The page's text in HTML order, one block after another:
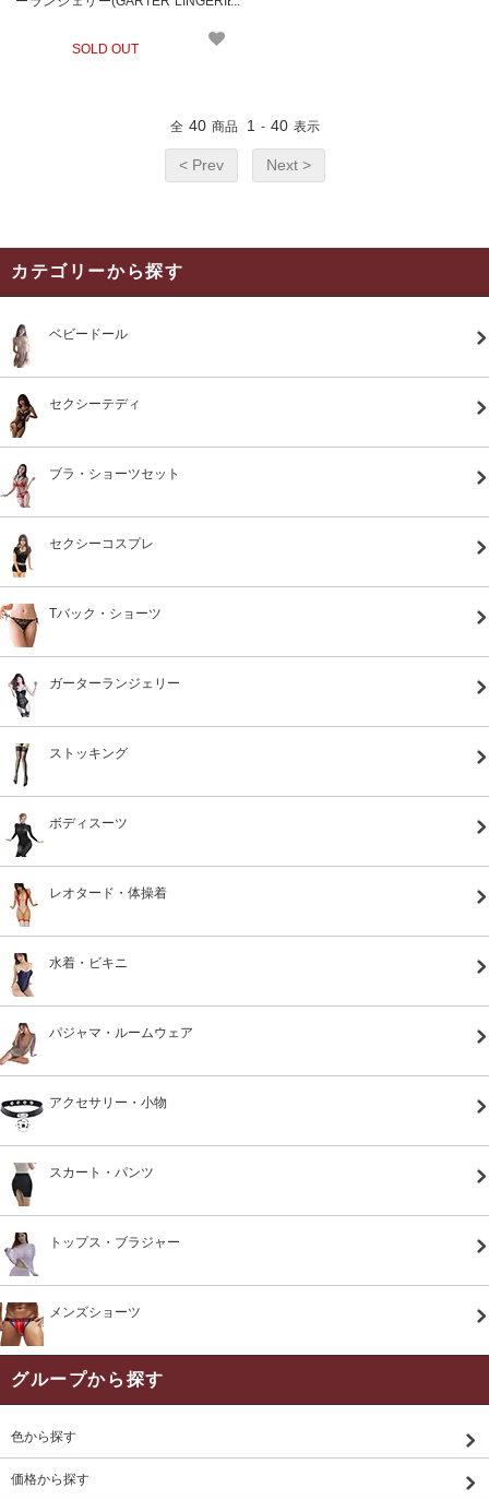
SOLD OUT
全 40 商品 1 - 40 表示
< Prev Next >
カテゴリーから探す
ベビードール
セクシーテディ
ブラ・ショーツセット
セクシーコスプレ
Tバック・ショーツ
ガーターランジェリー
ストッキング
ボディスーツ
レオタード・体操着
水着・ビキニ
パジャマ・ルームウェア
アクセサリー・小物
スカート・パンツ
トップス・ブラジャー
メンズショーツ
グループから探す
色から探す
価格から探す